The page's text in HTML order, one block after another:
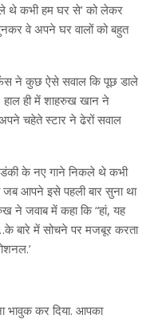
थे कभी हम घर से’ को लेकर
वे अपने घर वालों को बहुत
ने कुछ ऐसे सवाल कि पूछ डाले
ही में शाहरुख खान ने
चहेते स्टार ने ढेरों सवाल
के नए गाने निकले थे कभी
आपने इसे पहली बार सुना था
ने जवाब में कहा कि “हां, यह
बारे में सोचने पर मजबूर करता
भावुक कर दिया. आपका